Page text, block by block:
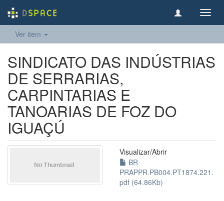
Ver item
SINDICATO DAS INDÚSTRIAS
DE SERRARIAS,
CARPINTARIAS E
TANOARIAS DE FOZ DO
IGUAÇÚ
Visualizar/Abrir
BR
PRAPPR.PB004.PT1874.221.
pdf (64.86Kb)